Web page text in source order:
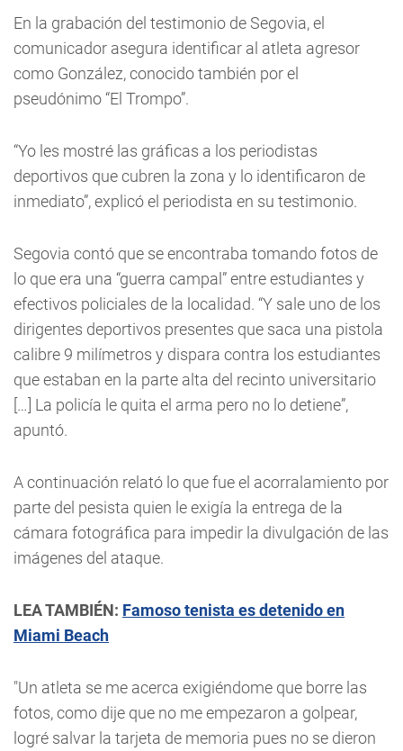
En la grabación del testimonio de Segovia, el
comunicador asegura identificar al atleta agresor
como González, conocido también por el
pseudónimo “El Trompo”.
“Yo les mostré las gráficas a los periodistas
deportivos que cubren la zona y lo identificaron de
inmediato”, explicó el periodista en su testimonio.
Segovia contó que se encontraba tomando fotos de
lo que era una “guerra campal” entre estudiantes y
efectivos policiales de la localidad. “Y sale uno de los
dirigentes deportivos presentes que saca una pistola
calibre 9 milímetros y dispara contra los estudiantes
que estaban en la parte alta del recinto universitario
[…] La policía le quita el arma pero no lo detiene”,
apuntó.
A continuación relató lo que fue el acorralamiento por
parte del pesista quien le exigía la entrega de la
cámara fotográfica para impedir la divulgación de las
imágenes del ataque.
LEA TAMBIÉN: Famoso tenista es detenido en
Miami Beach
"Un atleta se me acerca exigiéndome que borre las
fotos, como dije que no me empezaron a golpear,
logré salvar la tarjeta de memoria pues no se dieron